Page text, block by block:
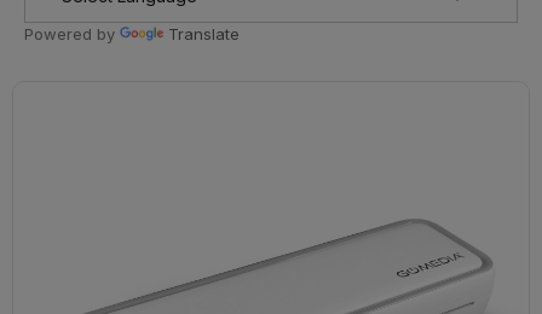
Powered by Translate